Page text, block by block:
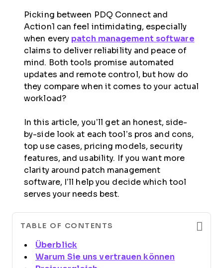
Picking between PDQ Connect and
Action1 can feel intimidating, especially
when every patch management software
claims to deliver reliability and peace of
mind. Both tools promise automated
updates and remote control, but how do
they compare when it comes to your actual
workload?
In this article, you’ll get an honest, side-
by-side look at each tool’s pros and cons,
top use cases, pricing models, security
features, and usability. If you want more
clarity around patch management
software, I’ll help you decide which tool
serves your needs best.
TABLE OF CONTENTS
Überblick
Warum Sie uns vertrauen können